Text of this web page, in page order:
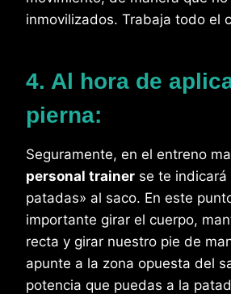
inmovilizados. Trabaja todo el
4. Al hora de
pierna:
Seguramente, en el entreno
personal trainer se te indicará
patadas» al saco. En este
importante girar el cuerpo,
recta y girar nuestro pie de
apunte a la zona opuesta del
potencia que puedas a la